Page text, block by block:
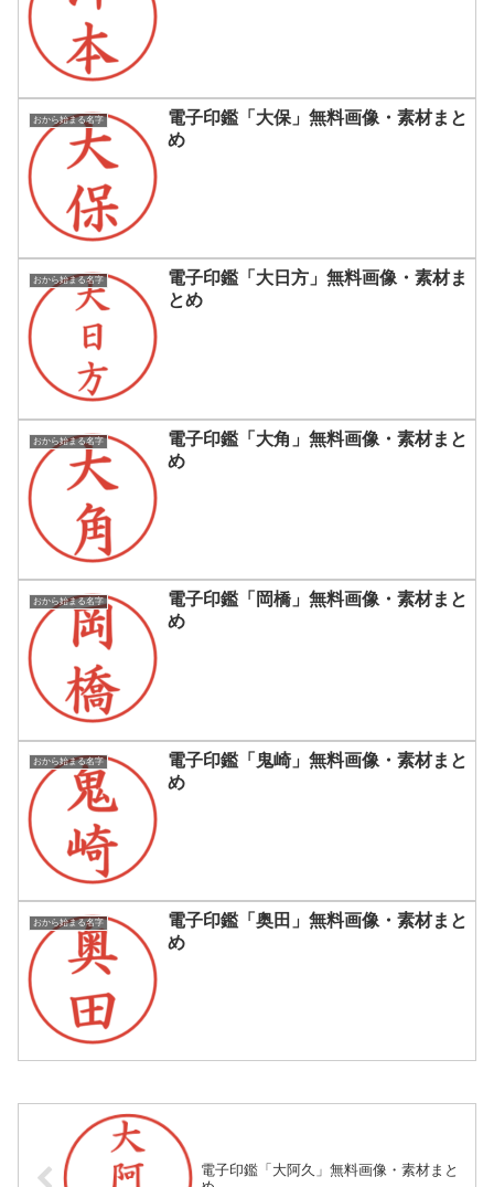
おから始まる名字
電子印鑑「大保」無料画像・素材まと
め
おから始まる名字
電子印鑑「大日方」無料画像・素材ま
とめ
おから始まる名字
電子印鑑「大角」無料画像・素材まと
め
おから始まる名字
電子印鑑「岡橋」無料画像・素材まと
め
おから始まる名字
電子印鑑「鬼崎」無料画像・素材まと
め
おから始まる名字
電子印鑑「奥田」無料画像・素材まと
め
電子印鑑「大阿久」無料画像・素材まと